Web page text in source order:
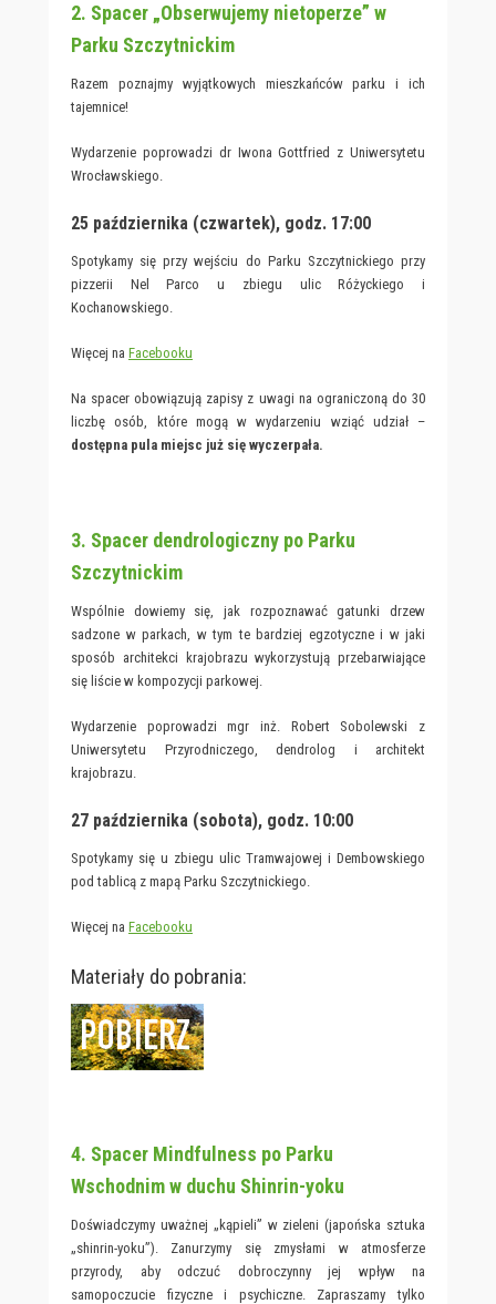
2. Spacer „Obserwujemy nietoperze” w
Parku Szczytnickim
Razem poznajmy wyjątkowych mieszkańców parku i ich
tajemnice!
Wydarzenie poprowadzi dr Iwona Gottfried z Uniwersytetu
Wrocławskiego.
25 października (czwartek), godz. 17:00
Spotykamy się przy wejściu do Parku Szczytnickiego przy
pizzerii Nel Parco u zbiegu ulic Różyckiego i
Kochanowskiego.
Więcej na Facebooku
Na spacer obowiązują zapisy z uwagi na ograniczoną do 30
liczbę osób, które mogą w wydarzeniu wziąć udział –
dostępna pula miejsc już się wyczerpała.
3. Spacer dendrologiczny po Parku
Szczytnickim
Wspólnie dowiemy się, jak rozpoznawać gatunki drzew
sadzone w parkach, w tym te bardziej egzotyczne i w jaki
sposób architekci krajobrazu wykorzystują przebarwiające
się liście w kompozycji parkowej.
Wydarzenie poprowadzi mgr inż. Robert Sobolewski z
Uniwersytetu Przyrodniczego, dendrolog i architekt
krajobrazu.
27 października (sobota), godz. 10:00
Spotykamy się u zbiegu ulic Tramwajowej i Dembowskiego
pod tablicą z mapą Parku Szczytnickiego.
Więcej na Facebooku
Materiały do pobrania:
4. Spacer Mindfulness po Parku
Wschodnim w duchu Shinrin-yoku
Doświadczymy uważnej „kąpieli” w zieleni (japońska sztuka
„shinrin-yoku”). Zanurzymy się zmysłami w atmosferze
przyrody, aby odczuć dobroczynny jej wpływ na
samopoczucie fizyczne i psychiczne. Zapraszamy tylko